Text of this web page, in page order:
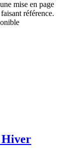
mise en page
référence.
Hiver